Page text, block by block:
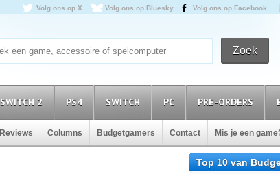
Volg ons op X Volg ons op Bluesky Volg ons op Facebook
SWITCH 2 PS4 SWITCH PC PRE-ORDERS
Reviews Columns Budgetgamers Contact Mis je een
Top 10 van